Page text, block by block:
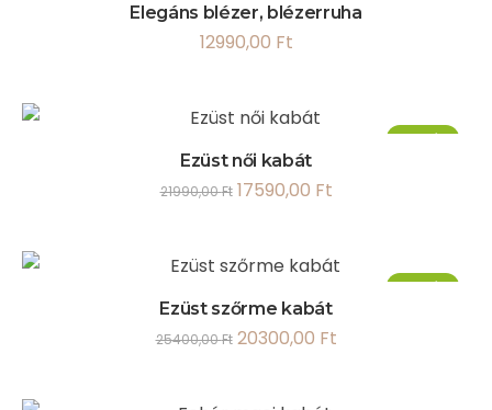
Elegáns blézer, blézerruha
12990,00 Ft
Akció!
Ezüst női kabát
21990,00Ft 17590,00 Ft
Akció!
Ezüst szőrme kabát
25400,00Ft 20300,00 Ft